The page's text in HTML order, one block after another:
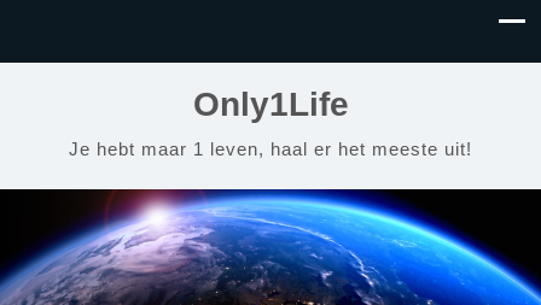
Only1Life
Je hebt maar 1 leven, haal er het meeste uit!